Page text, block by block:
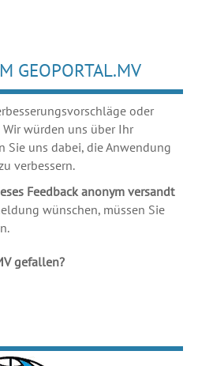
GEOPORTAL.MV
oder
würden uns über Ihr
Sie uns dabei, die Anwendung
verbessern.
Feedback anonym versandt
wünschen, müssen Sie
gefallen?